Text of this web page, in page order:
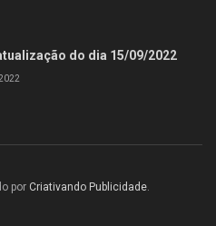
do dia 15/09/2022
por Criativando Publicidade.